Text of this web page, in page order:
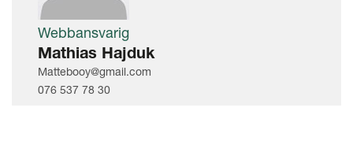
Webbansvarig
Mathias Hajduk
Mattebooy@gmail.com
076 537 78 30